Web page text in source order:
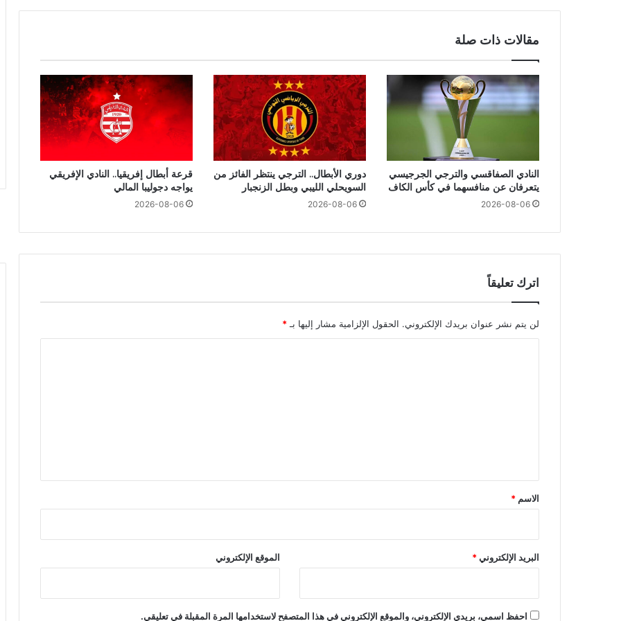
مقالات ذات صلة
النادي الصفاقسي والترجي الجرجيسي
يتعرفان عن منافسهما في كأس الكاف
2026-08-06
دوري الأبطال.. الترجي ينتظر الفائز من
السويحلي الليبي وبطل الزنجبار
2026-08-06
قرعة أبطال إفريقيا.. النادي الإفريقي
يواجه دجوليبا المالي
2026-08-06
اترك تعليقاً
لن يتم نشر عنوان بريدك الإلكتروني. الحقول الإلزامية مشار إليها بـ *
*
الاسم *
البريد الإلكتروني* الموقع الإلكتروني
احفظ اسمي، بريدي الإلكتروني، والموقع الإلكتروني في هذا المتصفح لاستخدامها المرة المقبلة في تعليقي.